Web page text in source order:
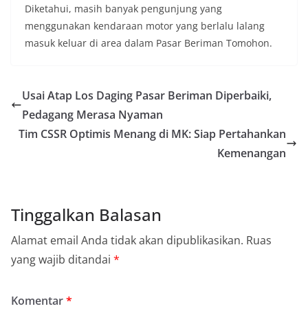
Diketahui, masih banyak pengunjung yang
menggunakan kendaraan motor yang berlalu lalang
masuk keluar di area dalam Pasar Beriman Tomohon.
Usai Atap Los Daging Pasar Beriman Diperbaiki,
Pedagang Merasa Nyaman
Tim CSSR Optimis Menang di MK: Siap Pertahankan
Kemenangan
Tinggalkan Balasan
Alamat email Anda tidak akan dipublikasikan. Ruas
yang wajib ditandai *
Komentar*